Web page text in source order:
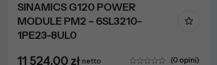
SINAMICS G120 POWER
MODULE PM2 – 6SL3210-
1PE23-8UL0
11 524,00 zł netto (0 opini)